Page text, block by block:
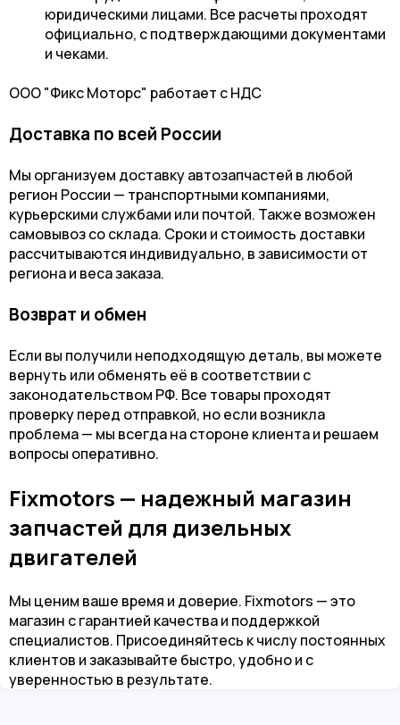
юридическими лицами. Все расчеты проходят
официально, с подтверждающими документами
и чеками.
ООО "Фикс Моторс" работает с НДС
Доставка по всей России
Мы организуем доставку автозапчастей в любой
регион России — транспортными компаниями,
курьерскими службами или почтой. Также возможен
самовывоз со склада. Сроки и стоимость доставки
рассчитываются индивидуально, в зависимости от
региона и веса заказа.
Возврат и обмен
Если вы получили неподходящую деталь, вы можете
вернуть или обменять её в соответствии с
законодательством РФ. Все товары проходят
проверку перед отправкой, но если возникла
проблема — мы всегда на стороне клиента и решаем
вопросы оперативно.
Fixmotors — надежный магазин
запчастей для дизельных
двигателей
Мы ценим ваше время и доверие. Fixmotors — это
магазин с гарантией качества и поддержкой
специалистов. Присоединяйтесь к числу постоянных
клиентов и заказывайте быстро, удобно и с
уверенностью в результате.